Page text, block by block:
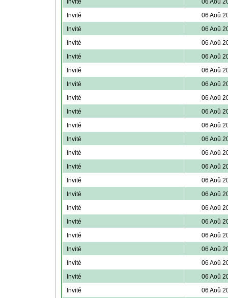
Invité
06 Aoû
Invité
06 Aoû
Invité
06 Aoû
Invité
06 Aoû
Invité
06 Aoû
Invité
06 Aoû
Invité
06 Aoû
Invité
06 Aoû
Invité
06 Aoû
Invité
06 Aoû
Invité
06 Aoû
Invité
06 Aoû
Invité
06 Aoû
Invité
06 Aoû
Invité
06 Aoû
Invité
06 Aoû
Invité
06 Aoû
Invité
06 Aoû
Invité
06 Aoû
Invité
06 Aoû
Invité
06 Aoû
Invité
06 Aoû